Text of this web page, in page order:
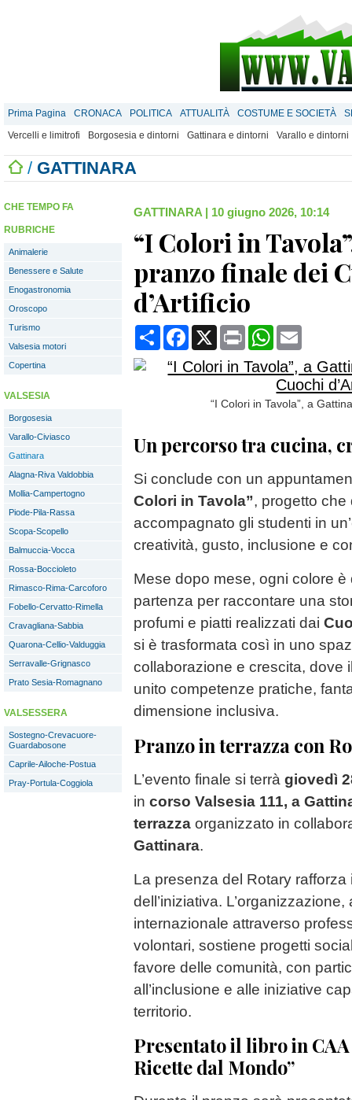
Prima Pagina CRONACA POLITICA ATTUALITÀ COSTUME E SOCIETÀ
Vercelli e limitrofi
Borgosesia e dintorni Gattinara e dintorni Varallo e dintorni
/ GATTINARA
CHE TEMPO FA
RUBRICHE
Animalerie
Benessere e Salute
Enogastronomia
Oroscopo
Turismo
Valsesia motori
Copertina
VALSESIA
Borgosesia
Varallo-Civiasco
Gattinara
Alagna-Riva Valdobbia
Mollia-Campertogno
Piode-Pila-Rassa
Scopa-Scopello
Balmuccia-Vocca
Rossa-Boccioleto
Rimasco-Rima-Carcoforo
Fobello-Cervatto-Rimella
Cravagliana-Sabbia
Quarona-Cellio-Valduggia
Serravalle-Grignasco
Prato Sesia-Romagnano
VALSESSERA
Sostegno-Crevacuore-
Guardabosone
Caprile-Ailoche-Postua
Pray-Portula-Coggiola
GATTINARA | 10 giugno 2026, 10:14
“I Colori in
pranzo finale dei
d’Artificio
CondividiFacebook
X Print WhatsApp
“I Colori in Tavola”, a
Un percorso tra cucina,
Si conclude con un
Colori in Tavola”, progetto che
accompagnato gli studenti in
creatività, gusto, inclusione e
Mese dopo mese, ogni colore è
partenza per raccontare una
profumi e piatti realizzati dai
si è trasformata così in uno
collaborazione e crescita, dove
unito competenze pratiche,
dimensione inclusiva.
Pranzo in terrazza con
L’evento finale si terrà giovedì
in corso Valsesia 111, a
terrazza organizzato in
Gattinara.
La presenza del Rotary rafforza
dell’iniziativa.
internazionale attraverso
volontari, sostiene progetti
favore delle comunità, con
all’inclusione e alle iniziative
territorio.
Presentato il libro in
Ricette dal Mondo”